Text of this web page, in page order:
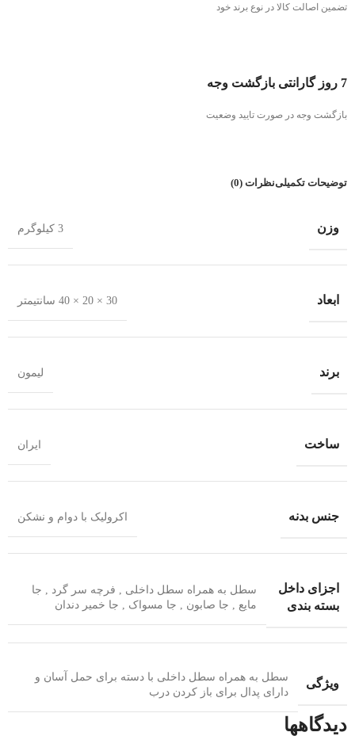
تضمین اصالت کالا در نوع برند خود
7 روز گارانتی بازگشت وجه
بازگشت وجه در صورت تایید وضعیت
توضیحات تکمیلینظرات (0)
وزن 3 کیلوگرم
ابعاد 30 × 20 × 40 سانتیمتر
برند لیمون
ساخت ایران
جنس بدنه اکرولیک با دوام و نشکن
اجزای داخل
بسته بندی
سطل به همراه سطل داخلی , فرچه سر گرد , جا
مایع , جا صابون , جا مسواک , جا خمیر دندان
ویژگی
سطل به همراه سطل داخلی با دسته برای حمل آسان و
دارای پدال برای باز کردن درب
دیدگاهها